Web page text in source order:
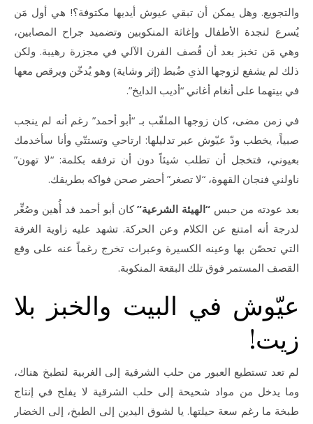
والتجويع. وهل يمكن أن تبقي عيوش أيديها مكتوفة؟! هي أول مَن
يُسرع لنجدة الأطفال وإغاثة المنكوبين وتضميد جراح المصابين،
وهي مَن تخبز بعد أن قُصف الفرن الآلي في مجزرة رهيبة. ولكن
ذلك لم يشفع لزوجها الذي ضُبط (إثر وشاية) وهو يُدخّن ويرقص معها
في بيتهما على أنغام أغاني “أديب الدايخ”.
في زمن مضى، كان زوجها الملقّب بـ “أبو أحمد” رغم أنه لم ينجب
صبياً، يخطب ودّ عيّوش عبر تدليلها: ارتاحي وتستتّي وأنا سأخدمك
بعيوني، فتخجل أن تطلب شيئاً دون أن ترفقه بكلمة: “لا تهون”
ناولني فنجان القهوة، “لا تصغر” أحضر صحن فواكه بطريقك.
بعد عودته من حبس “الهيئة الشرعية”كان أبو أحمد قد أُهين وصُغِّر
لدرجة أنه امتنع عن الكلام وعن الحركة. تشهد عليه زاوية الغرفة
التي تحصّن بها وعينه الكسيرة وعبرات تخرج رغماً عنه على وقع
القصف المستمر فوق تلك البقعة المنكوبة.
عيّوش في البيت والخبز بلا
زيت!
لم تعد تستطيع العبور من حلب الشرقية إلى الغربية لتطبخ هناك،
وما يدخل من مواد شحيحة إلى حلب الشرقية لا يفلح في إنتاج
طبخة ما رغم سعة حيلتها. يا لشوق اليدين إلى الطبخ، إلى الخضار